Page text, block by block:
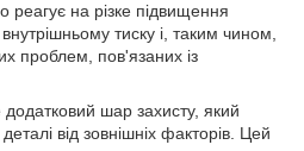
на різке підвищення
тиску і, таким чином,
проблем, пов'язаних із
шар захисту, який
деталі від зовнішніх факторів. Цей